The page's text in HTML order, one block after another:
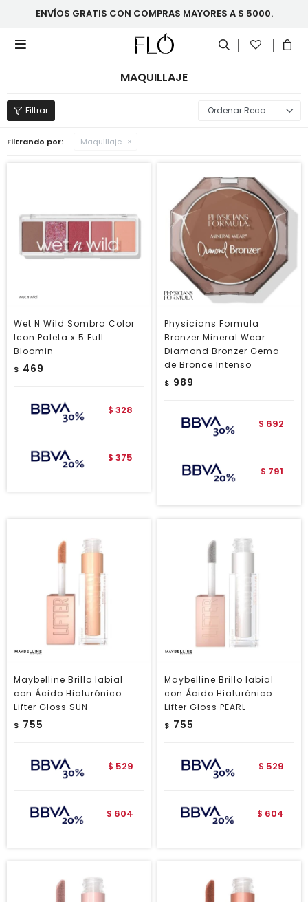
ENVÍOS GRATIS CON COMPRAS MAYORES A $ 5000.

MAQUILLAJE
Recomendados
Filtrando por: Maquillaje
Wet N Wild Sombra Color
Icon Paleta x 5 Full
Bloomin
$ 469
$ 328
$ 375
Physicians Formula
Bronzer Mineral Wear
Diamond Bronzer Gema
de Bronce Intenso
$ 989
$ 692
$ 791
Maybelline Brillo labial
con Ácido Hialurónico
Lifter Gloss SUN
$ 755
$ 529
$ 604
Maybelline Brillo labial
con Ácido Hialurónico
Lifter Gloss PEARL
$ 755
$ 529
$ 604